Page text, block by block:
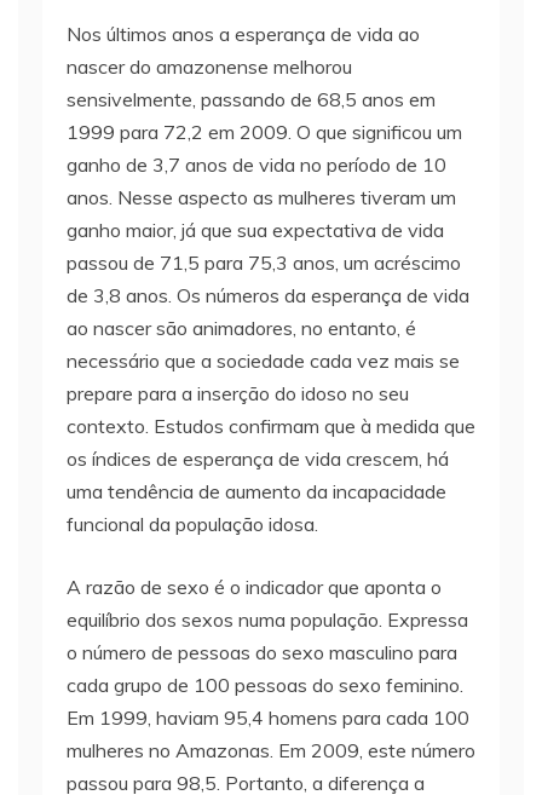
Nos últimos anos a esperança de vida ao
nascer do amazonense melhorou
sensivelmente, passando de 68,5 anos em
1999 para 72,2 em 2009. O que significou um
ganho de 3,7 anos de vida no período de 10
anos. Nesse aspecto as mulheres tiveram um
ganho maior, já que sua expectativa de vida
passou de 71,5 para 75,3 anos, um acréscimo
de 3,8 anos. Os números da esperança de vida
ao nascer são animadores, no entanto, é
necessário que a sociedade cada vez mais se
prepare para a inserção do idoso no seu
contexto. Estudos confirmam que à medida que
os índices de esperança de vida crescem, há
uma tendência de aumento da incapacidade
funcional da população idosa.
A razão de sexo é o indicador que aponta o
equilíbrio dos sexos numa população. Expressa
o número de pessoas do sexo masculino para
cada grupo de 100 pessoas do sexo feminino.
Em 1999, haviam 95,4 homens para cada 100
mulheres no Amazonas. Em 2009, este número
passou para 98,5. Portanto, a diferença a